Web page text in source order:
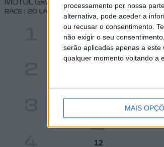
processamento por nossa
alternativa, pode aceder a
ou recusar o consentimento.
não exigir o seu
serão aplicadas apenas a
qualquer momento voltando a
MAIS